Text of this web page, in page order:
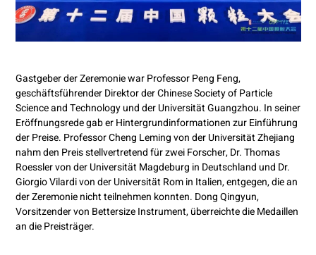
Gastgeber der Zeremonie war Professor Peng Feng,
geschäftsführender Direktor der Chinese Society of Particle
Science and Technology und der Universität Guangzhou. In seiner
Eröffnungsrede gab er Hintergrundinformationen zur Einführung
der Preise. Professor Cheng Leming von der Universität Zhejiang
nahm den Preis stellvertretend für zwei Forscher, Dr. Thomas
Roessler von der Universität Magdeburg in Deutschland und Dr.
Giorgio Vilardi von der Universität Rom in Italien, entgegen, die an
der Zeremonie nicht teilnehmen konnten. Dong Qingyun,
Vorsitzender von Bettersize Instrument, überreichte die Medaillen
an die Preisträger.